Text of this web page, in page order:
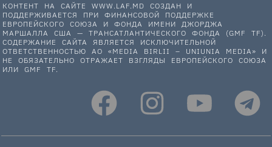
КОНТЕНТ НА САЙТЕ WWW.LAF.MD СОЗДАН И
ПОДДЕРЖИВАЕТСЯ ПРИ ФИНАНСОВОЙ ПОДДЕРЖКЕ
ЕВРОПЕЙСКОГО СОЮЗА И ФОНДА ИМЕНИ ДЖОРДЖА
МАРШАЛЛА США — ТРАНСАТЛАНТИЧЕСКОГО ФОНДА (GMF TF).
СОДЕРЖАНИЕ САЙТА ЯВЛЯЕТСЯ ИСКЛЮЧИТЕЛЬНОЙ
ОТВЕТСТВЕННОСТЬЮ АО «MEDIA BIRLII – UNIUNIA MEDIA» И
НЕ ОБЯЗАТЕЛЬНО ОТРАЖАЕТ ВЗГЛЯДЫ ЕВРОПЕЙСКОГО СОЮЗА
ИЛИ GMF TF.